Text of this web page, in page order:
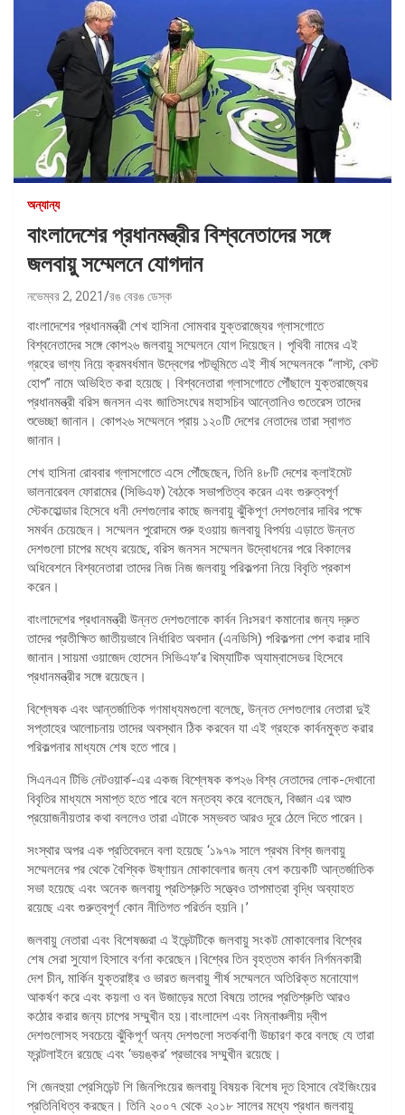
অন্যান্য
বাংলাদেশের প্রধানমন্ত্রীর বিশ্বনেতাদের সঙ্গে
জলবায়ু সম্মেলনে যোগদান
নভেম্বর 2, 2021 রঙ বেরঙ ডেস্ক
বাংলাদেশের প্রধানমন্ত্রী শেখ হাসিনা সোমবার যুক্তরাজ্যের গ্লাসগোতে
বিশ্বনেতাদের সঙ্গে কোপ২৬ জলবায়ু সম্মেলনে যোগ দিয়েছেন। পৃথিবী নামের এই
গ্রহের ভাগ্য নিয়ে ক্রমবর্ধমান উদ্বেগের পটভূমিতে এই শীর্ষ সম্মেলনকে “লাস্ট, বেস্ট
হোপ” নামে অভিহিত করা হয়েছে। বিশ্বনেতারা গ্লাসগোতে পৌঁছালে যুক্তরাজ্যের
প্রধানমন্ত্রী বরিস জনসন এবং জাতিসংঘের মহাসচিব আন্তোনিও গুতেরেস তাদের
শুভেচ্ছা জানান। কোপ২৬ সম্মেলনে প্রায় ১২০টি দেশের নেতাদের তারা স্বাগত
জানান।
শেখ হাসিনা রোববার গ্লাসগোতে এসে পৌঁছেছেন, তিনি ৪৮টি দেশের ক্লাইমেট
ভালনারেবল ফোরামের (সিভিএফ) বৈঠকে সভাপতিত্ব করেন এবং গুরুত্বপূর্ণ
স্টেকহোল্ডার হিসেবে ধনী দেশগুলোর কাছে জলবায়ু ঝুঁকিপূণ দেশগুলোর দাবির পক্ষে
সমর্থন চেয়েছেন। সম্মেলন পুরোদমে শুরু হওয়ায় জলবায়ু বিপর্যয় এড়াতে উন্নত
দেশগুলো চাপের মধ্যে রয়েছে, বরিস জনসন সম্মেলন উদ্বোধনের পরে বিকালের
অধিবেশনে বিশ্বনেতারা তাদের নিজ নিজ জলবায়ু পরিকল্পনা নিয়ে বিবৃতি প্রকাশ
করেন।
বাংলাদেশের প্রধানমন্ত্রী উন্নত দেশগুলোকে কার্বন নিঃসরণ কমানোর জন্য দ্রুত
তাদের প্রতীক্ষিত জাতীয়ভাবে নির্ধারিত অবদান (এনডিসি) পরিকল্পনা পেশ করার দাবি
জানান।সায়মা ওয়াজেদ হোসেন সিভিএফ’র থিম্যাটিক অ্যাম্বাসেডর হিসেবে
প্রধানমন্ত্রীর সঙ্গে রয়েছেন।
বিশ্লেষক এবং আন্তর্জাতিক গণমাধ্যমগুলো বলেছে, উন্নত দেশগুলোর নেতারা দুই
সপ্তাহের আলোচনায় তাদের অবস্থান ঠিক করবেন যা এই গ্রহকে কার্বনমুক্ত করার
পরিকল্পনার মাধ্যমে শেষ হতে পারে।
সিএনএন টিভি নেটওয়ার্ক-এর একজ বিশ্লেষক কপ২৬ বিশ্ব নেতাদের লোক-দেখানো
বিবৃতির মাধ্যমে সমাপ্ত হতে পারে বলে মন্তব্য করে বলেছেন, বিজ্ঞান এর আশু
প্রয়োজনীয়তার কথা বললেও তারা এটাকে সম্ভবত আরও দূরে ঠেলে দিতে পারেন।
সংস্থার অপর এক প্রতিবেদনে বলা হয়েছে ‘১৯৭৯ সালে প্রথম বিশ্ব জলবায়ু
সম্মেলনের পর থেকে বৈশ্বিক উষ্ণায়ন মোকাবেলার জন্য বেশ কয়েকটি আন্তর্জাতিক
সভা হয়েছে এবং অনেক জলবায়ু প্রতিশ্রুতি সত্ত্বেও তাপমাত্রা বৃদ্ধি অব্যাহত
রয়েছে এবং গুরুত্বপূর্ণ কোন নীতিগত পরির্তন হয়নি।’
জলবায়ু নেতারা এবং বিশেষজ্ঞরা এ ইভেন্টটিকে জলবায়ু সংকট মোকাবেলার বিশ্বের
শেষ সেরা সুযোগ হিসাবে বর্ণনা করেছেন।বিশ্বের তিন বৃহত্তম কার্বন নির্গমনকারী
দেশ চীন, মার্কিন যুক্তরাষ্ট্র ও ভারত জলবায়ু শীর্ষ সম্মেলনে অতিরিক্ত মনোযোগ
আকর্ষণ করে এবং কয়লা ও বন উজাড়ের মতো বিষয়ে তাদের প্রতিশ্রুতি আরও
কঠোর করার জন্য চাপের সম্মুখীন হয়।বাংলাদেশ এবং নিম্নাঞ্চলীয় দ্বীপ
দেশগুলোসহ সবচেয়ে ঝুঁকিপূর্ণ অন্য দেশগুলো সতর্কবাণী উচ্চারণ করে বলছে যে তারা
ফ্রন্টলাইনে রয়েছে এবং ‘ভয়ঙ্কর’ প্রভাবের সম্মুখীন রয়েছে।
শি জেনহুয়া প্রেসিডেন্ট শি জিনপিংয়ের জলবায়ু বিষয়ক বিশেষ দূত হিসাবে বেইজিংয়ের
প্রতিনিধিত্ব করছেন। তিনি ২০০৭ থেকে ২০১৮ সালের মধ্যে প্রধান জলবায়ু